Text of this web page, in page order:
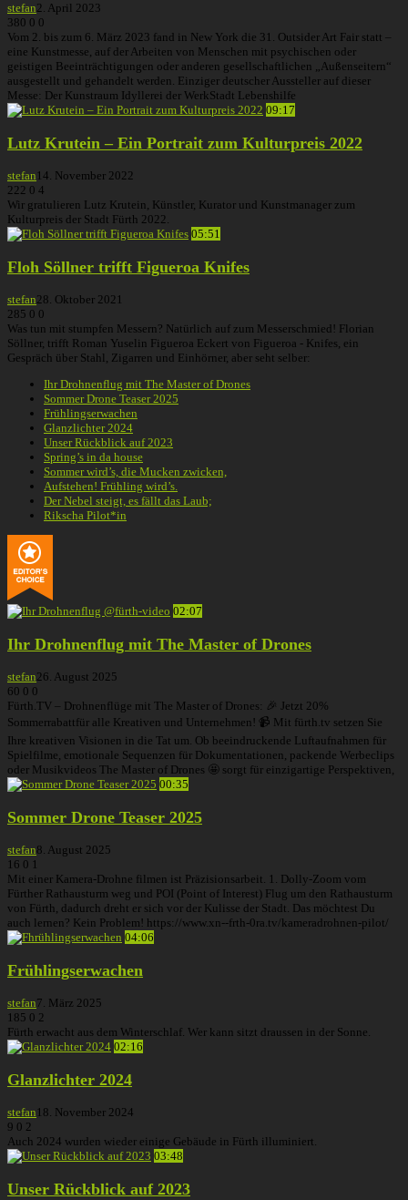
stefan2. April 2023
380 0 0
Vom 2. bis zum 6. März 2023 fand in New York die 31. Outsider Art Fair statt –
eine Kunstmesse, auf der Arbeiten von Menschen mit psychischen oder
geistigen Beeinträchtigungen oder anderen gesellschaftlichen „Außenseitern“
ausgestellt und gehandelt werden. Einziger deutscher Aussteller auf dieser
Messe: Der Kunstraum Idyllerei der WerkStadt Lebenshilfe
09:17
Lutz Krutein – Ein Portrait zum Kulturpreis 2022
stefan 14. November 2022
222 0 4
Wir gratulieren Lutz Krutein, Künstler, Kurator und Kunstmanager zum
Kulturpreis der Stadt Fürth 2022.
05:51
Floh Söllner trifft Figueroa Knifes
stefan28. Oktober 2021
285 0 0
Was tun mit stumpfen Messern? Natürlich auf zum Messerschmied! Florian
Söllner, trifft Roman Yuselin Figueroa Eckert von Figueroa - Knifes, ein
Gespräch über Stahl, Zigarren und Einhörner, aber seht selber:
Ihr Drohnenflug mit The Master of Drones
Sommer Drone Teaser 2025
Frühlingserwachen
Glanzlichter 2024
Unser Rückblick auf 2023
Spring’s in da house
Sommer wird’s, die Mucken zwicken,
Aufstehen! Frühling wird’s.
Der Nebel steigt, es fällt das Laub;
Rikscha Pilot*in
02:07
Ihr Drohnenflug mit The Master of Drones
stefan26. August 2025
60 0 0
Fürth.TV – Drohnenflüge mit The Master of Drones: 🎉 Jetzt 20%
Sommerrabattfür alle Kreativen und Unternehmen! 📹 Mit fürth.tv setzen Sie
Ihre kreativen Visionen in die Tat um. Ob beeindruckende Luftaufnahmen für
Spielfilme, emotionale Sequenzen für Dokumentationen, packende Werbeclips
oder Musikvideos The Master of Drones 🤩 sorgt für einzigartige Perspektiven,
00:35
Sommer Drone Teaser 2025
stefan8. August 2025
16 0 1
Mit einer Kamera-Drohne filmen ist Präzisionsarbeit. 1. Dolly-Zoom vom
Fürther Rathausturm weg und POI (Point of Interest) Flug um den Rathausturm
von Fürth, dadurch dreht er sich vor der Kulisse der Stadt. Das möchtest Du
auch lernen? Kein Problem! https://www.xn--frth-0ra.tv/kameradrohnen-pilot/
04:06
Frühlingserwachen
stefan7. März 2025
185 0 2
Fürth erwacht aus dem Winterschlaf. Wer kann sitzt draussen in der Sonne.
02:16
Glanzlichter 2024
stefan 18. November 2024
9 0 2
Auch 2024 wurden wieder einige Gebäude in Fürth illuminiert.
03:48
Unser Rückblick auf 2023